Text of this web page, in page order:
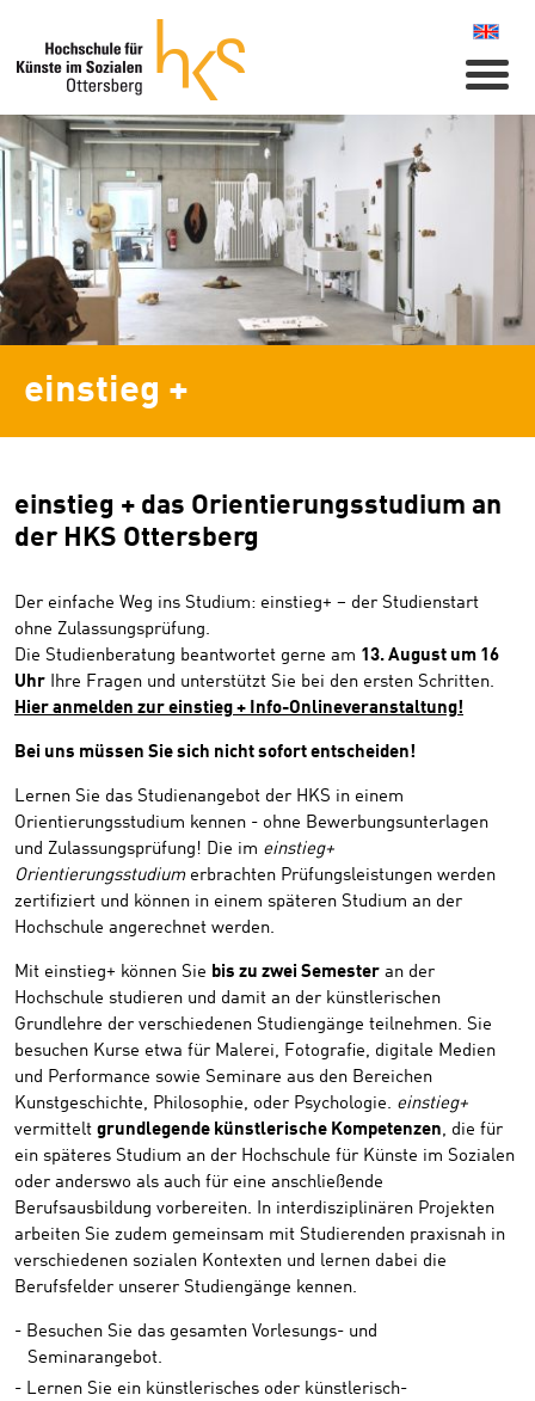
einstieg +
einstieg + das Orientierungsstudium an
der HKS Ottersberg
Der einfache Weg ins Studium: einstieg+ – der Studienstart
ohne Zulassungsprüfung.
Die Studienberatung beantwortet gerne am 13. August um 16
Uhr Ihre Fragen und unterstützt Sie bei den ersten Schritten.
Hier anmelden zur einstieg + Info-Onlineveranstaltung!
Bei uns müssen Sie sich nicht sofort entscheiden!
Lernen Sie das Studienangebot der HKS in einem
Orientierungsstudium kennen - ohne Bewerbungsunterlagen
und Zulassungsprüfung! Die im einstieg+
Orientierungsstudiumerbrachten Prüfungsleistungen werden
zertifiziert und können in einem späteren Studium an der
Hochschule angerechnet werden.
Mit einstieg+ können Sie bis zu zwei Semester an der
Hochschule studieren und damit an der künstlerischen
Grundlehre der verschiedenen Studiengänge teilnehmen. Sie
besuchen Kurse etwa für Malerei, Fotografie, digitale Medien
und Performance sowie Seminare aus den Bereichen
Kunstgeschichte, Philosophie, oder Psychologie. einstieg+
vermittelt grundlegende künstlerische Kompetenzen, die für
ein späteres Studium an der Hochschule für Künste im Sozialen
oder anderswo als auch für eine anschließende
Berufsausbildung vorbereiten. In interdisziplinären Projekten
arbeiten Sie zudem gemeinsam mit Studierenden praxisnah in
verschiedenen sozialen Kontexten und lernen dabei die
Berufsfelder unserer Studiengänge kennen.
Besuchen Sie das gesamten Vorlesungs- und
Seminarangebot.
Lernen Sie ein künstlerisches oder künstlerisch-